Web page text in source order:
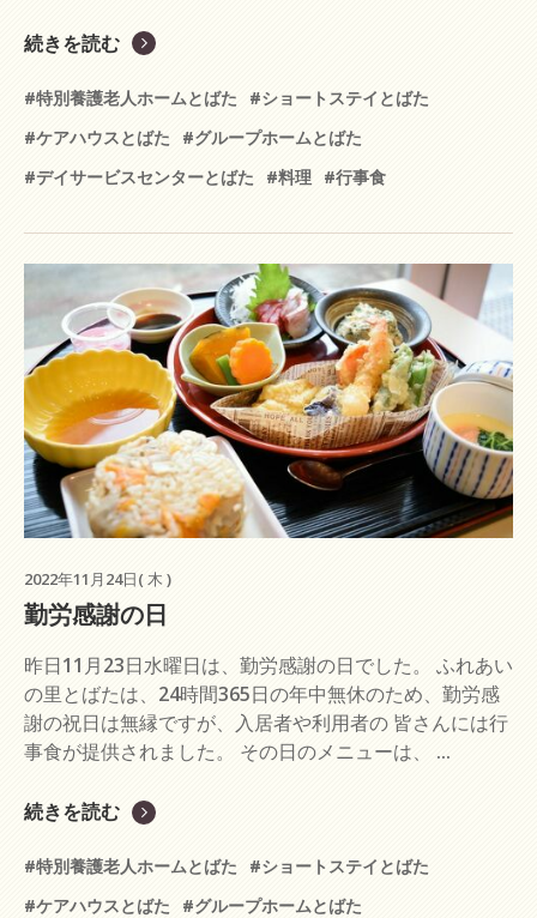
続きを読む
#特別養護老人ホームとばた
#ショートステイとばた
#ケアハウスとばた
#グループホームとばた
#デイサービスセンターとばた
#料理 #行事食
2022年11月24日( 木 )
勤労感謝の日
昨日11月23日水曜日は、勤労感謝の日でした。 ふれあい
の里とばたは、24時間365日の年中無休のため、勤労感
謝の祝日は無縁ですが、入居者や利用者の 皆さんには行
事食が提供されました。 その日のメニューは、 ...
続きを読む
#特別養護老人ホームとばた
#ショートステイとばた
#ケアハウスとばた
#グループホームとばた